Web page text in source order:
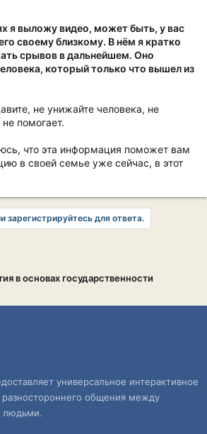
я выложу видео, может быть, у вас
своему близкому. В нём я кратко
срывов в дальнейшем. Оно
который только что вышел из
не унижайте человека, не
не помогает.
что эта информация поможет вам
в своей семье уже сейчас, в этот
зарегистрируйтесь для ответа.
в основах государственности
универсальное интерактивное
разностороннего общения между
людьми.